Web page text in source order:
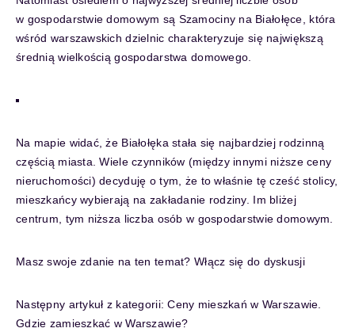
w gospodarstwie domowym są Szamociny na Białołęce, która
wśród warszawskich dzielnic charakteryzuje się największą
średnią wielkością gospodarstwa domowego.
Na mapie widać, że Białołęka stała się najbardziej rodzinną
częścią miasta. Wiele czynników (między innymi niższe ceny
nieruchomości) decyduję o tym, że to właśnie tę cześć stolicy,
mieszkańcy wybierają na zakładanie rodziny. Im bliżej
centrum, tym niższa liczba osób w gospodarstwie domowym.
Masz swoje zdanie na ten temat? Włącz się do dyskusji
Następny artykuł z kategorii:Ceny mieszkań w Warszawie.
Gdzie zamieszkać w Warszawie?